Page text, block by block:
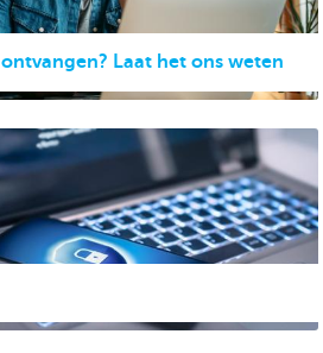
Laat het ons weten